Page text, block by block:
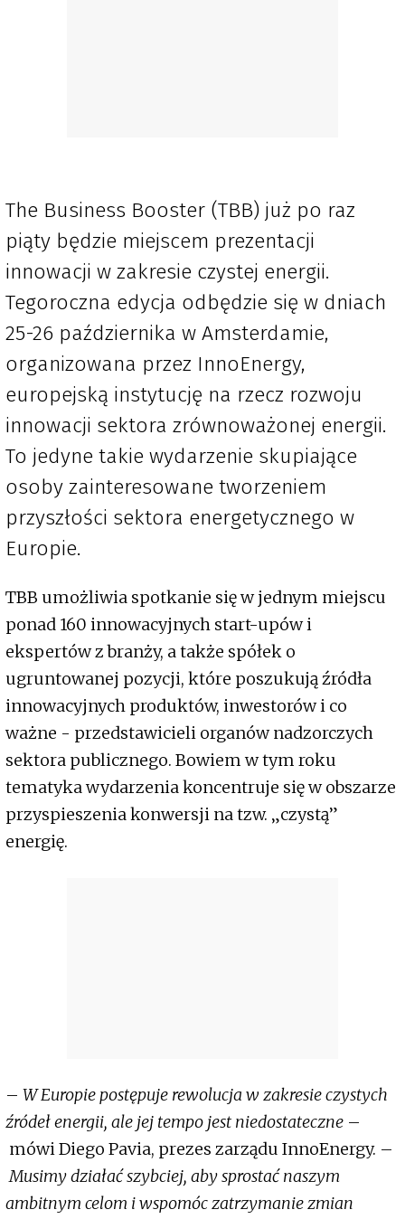
The Business Booster (TBB) już po raz
piąty będzie miejscem prezentacji
innowacji w zakresie czystej energii.
Tegoroczna edycja odbędzie się w dniach
25-26 października w Amsterdamie,
organizowana przez InnoEnergy,
europejską instytucję na rzecz rozwoju
innowacji sektora zrównoważonej energii.
To jedyne takie wydarzenie skupiające
osoby zainteresowane tworzeniem
przyszłości sektora energetycznego w
Europie.
TBB umożliwia spotkanie się w jednym miejscu
ponad 160 innowacyjnych start-upów i
ekspertów z branży, a także spółek o
ugruntowanej pozycji, które poszukują źródła
innowacyjnych produktów, inwestorów i co
ważne - przedstawicieli organów nadzorczych
sektora publicznego. Bowiem w tym roku
tematyka wydarzenia koncentruje się w obszarze
przyspieszenia konwersji na tzw. „czystą”
energię.
– W Europie postępuje rewolucja w zakresie czystych
źródeł energii, ale jej tempo jest niedostateczne –
mówi Diego Pavia, prezes zarządu InnoEnergy. –
Musimy działać szybciej, aby sprostać naszym
ambitnym celom i wspomóc zatrzymanie zmian